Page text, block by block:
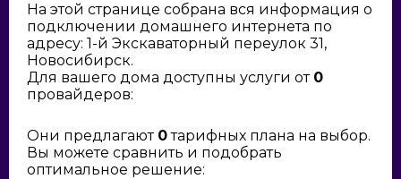
На этой странице собрана вся информация о
подключении домашнего интернета по
адресу: 1-й Экскаваторный переулок 31,
Новосибирск.
Для вашего дома доступны услуги от 0
провайдеров:
Они предлагают 0тарифных плана на выбор.
Вы можете сравнить и подобрать
оптимальное решение: